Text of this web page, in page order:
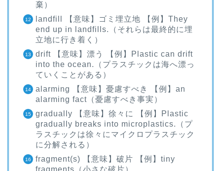
棄）
landfill 【意味】ゴミ埋立地 【例】They
end up in landfills.（それらは最終的に埋
立地に行き着く）
drift 【意味】漂う 【例】Plastic can drift
into the ocean.（プラスチックは海へ漂っ
ていくことがある）
alarming 【意味】憂慮すべき 【例】an
alarming fact（憂慮すべき事実）
gradually 【意味】徐々に 【例】Plastic
gradually breaks into microplastics.（プ
ラスチックは徐々にマイクロプラスチック
に分解される）
fragment(s) 【意味】破片 【例】tiny